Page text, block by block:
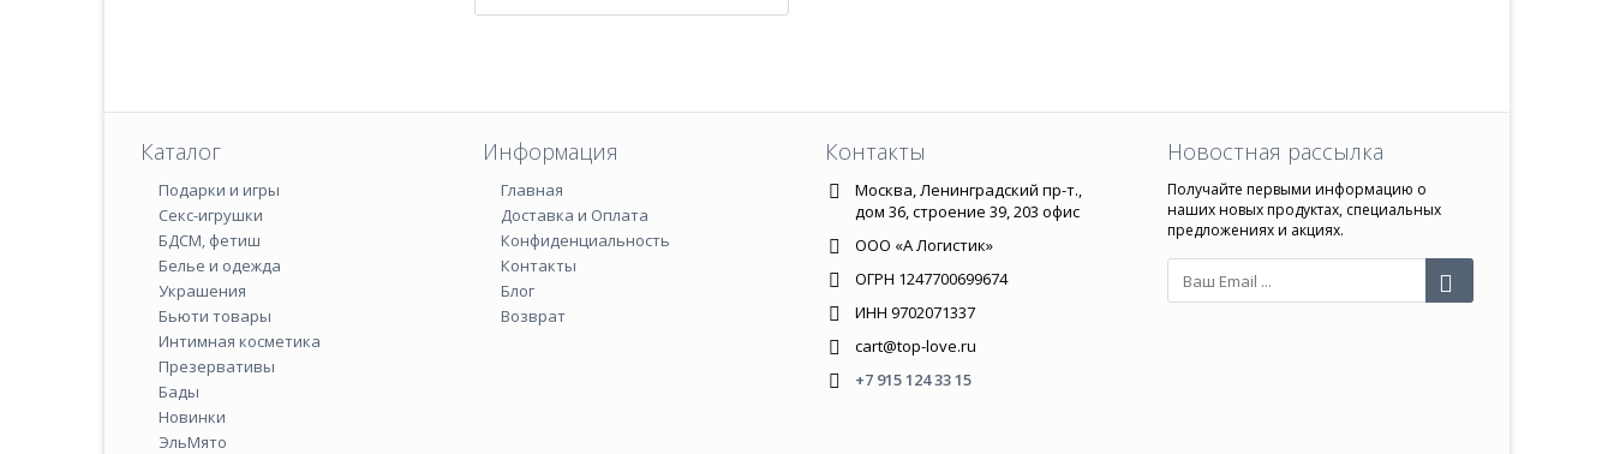
Каталог
Подарки и игры
Секс-игрушки
БДСМ‚ фетиш
Белье и одежда
Украшения
Бьюти товары
Интимная косметика
Презервативы
Бады
Новинки
ЭльМято
Информация
Главная
Доставка и Оплата
Конфиденциальность
Контакты
Блог
Возврат
Контакты
Москва, Ленинградский пр-т.,
дом 36, строение 39, 203 офис
ООО «А Логистик»
ОГРН 1247700699674
ИНН 9702071337
cart@top-love.ru
+7 915 124 33 15
Новостная рассылка
Получайте первыми информацию о
наших новых продуктах, специальных
предложениях и акциях.